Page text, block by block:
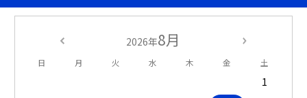
2026年8月
日 月 火 水 木 金 土
1